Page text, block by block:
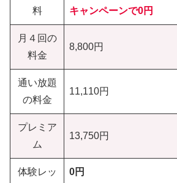
料
キャンペーンで0円
月４回の
料金
8,800円
通い放題
の料金
11,110円
プレミア
ム
13,750円
体験レッ
0円